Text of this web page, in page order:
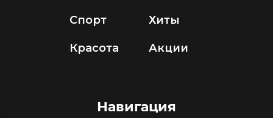
Спорт
Красота
Хиты
Акции
Навигация